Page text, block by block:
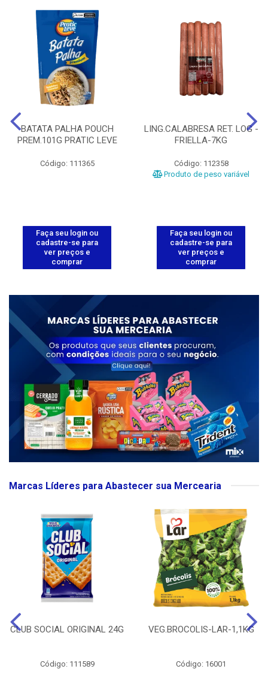
BATATA PALHA POUCH
PREM.101G PRATIC LEVE
Código: 111365
Faça seu login ou
cadastre-se para
ver preços e
comprar
LING.CALABRESA RET. LOG -
FRIELLA-7KG
Código: 112358
Produto de peso variável
Faça seu login ou
cadastre-se para
ver preços e
comprar
Marcas Líderes para Abastecer sua Mercearia
CLUB SOCIAL ORIGINAL 24G
Código: 111589
VEG.BROCOLIS-LAR-1,1KG
Código: 16001